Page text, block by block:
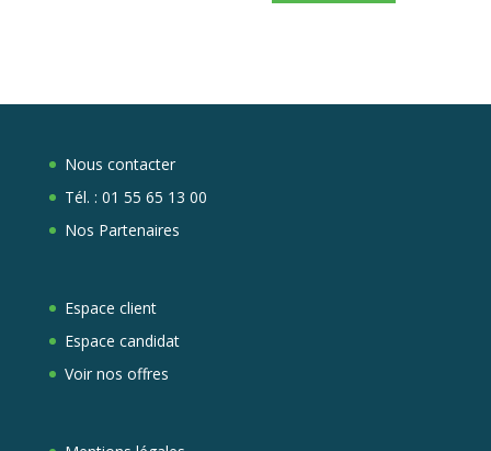
Nous contacter
Tél. : 01 55 65 13 00
Nos Partenaires
Espace client
Espace candidat
Voir nos offres